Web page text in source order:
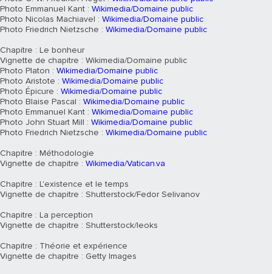
Photo Emmanuel Kant : Wikimedia/Domaine public
Photo Nicolas Machiavel : Wikimedia/Domaine public
Photo Friedrich Nietzsche : Wikimedia/Domaine public
Chapitre : Le bonheur
Vignette de chapitre : Wikimedia/Domaine public
Photo Platon : Wikimedia/Domaine public
Photo Aristote : Wikimedia/Domaine public
Photo Épicure : Wikimedia/Domaine public
Photo Blaise Pascal : Wikimedia/Domaine public
Photo Emmanuel Kant : Wikimedia/Domaine public
Photo John Stuart Mill : Wikimedia/Domaine public
Photo Friedrich Nietzsche : Wikimedia/Domaine public
Chapitre : Méthodologie
Vignette de chapitre : Wikimedia/Vatican.va
Chapitre : L'existence et le temps
Vignette de chapitre : Shutterstock/Fedor Selivanov
Chapitre : La perception
Vignette de chapitre : Shutterstock/leoks
Chapitre : Théorie et expérience
Vignette de chapitre : Getty Images